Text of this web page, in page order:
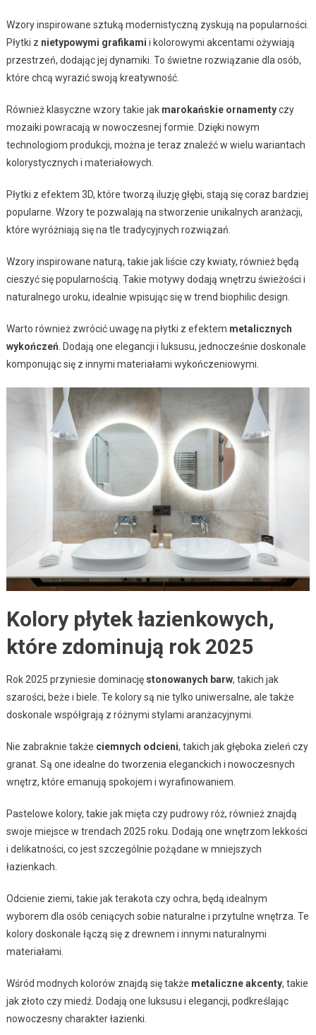
Wzory inspirowane sztuką modernistyczną zyskują na popularności.
Płytki z nietypowymi grafikami i kolorowymi akcentami ożywiają
przestrzeń, dodając jej dynamiki. To świetne rozwiązanie dla osób,
które chcą wyrazić swoją kreatywność.
Również klasyczne wzory takie jak marokańskie ornamentyczy
mozaiki powracają w nowoczesnej formie. Dzięki nowym
technologiom produkcji, można je teraz znaleźć w wielu wariantach
kolorystycznych i materiałowych.
Płytki z efektem 3D, które tworzą iluzję głębi, stają się coraz bardziej
popularne. Wzory te pozwalają na stworzenie unikalnych aranżacji,
które wyróżniają się na tle tradycyjnych rozwiązań.
Wzory inspirowane naturą, takie jak liście czy kwiaty, również będą
cieszyć się popularnością. Takie motywy dodają wnętrzu świeżości i
naturalnego uroku, idealnie wpisując się w trend biophilic design.
Warto również zwrócić uwagę na płytki z efektem metalicznych
wykończeń. Dodają one elegancji i luksusu, jednocześnie doskonale
komponując się z innymi materiałami wykończeniowymi.
Kolory płytek łazienkowych,
które zdominują rok 2025
Rok 2025 przyniesie dominację stonowanych barw, takich jak
szarości, beże i biele. Te kolory są nie tylko uniwersalne, ale także
doskonale współgrają z różnymi stylami aranżacyjnymi.
Nie zabraknie także ciemnych odcieni, takich jak głęboka zieleń czy
granat. Są one idealne do tworzenia eleganckich i nowoczesnych
wnętrz, które emanują spokojem i wyrafinowaniem.
Pastelowe kolory, takie jak mięta czy pudrowy róż, również znajdą
swoje miejsce w trendach 2025 roku. Dodają one wnętrzom lekkości
i delikatności, co jest szczególnie pożądane w mniejszych
łazienkach.
Odcienie ziemi, takie jak terakota czy ochra, będą idealnym
wyborem dla osób ceniących sobie naturalne i przytulne wnętrza. Te
kolory doskonale łączą się z drewnem i innymi naturalnymi
materiałami.
Wśród modnych kolorów znajdą się także metaliczne akcenty, takie
jak złoto czy miedź. Dodają one luksusu i elegancji, podkreślając
nowoczesny charakter łazienki.